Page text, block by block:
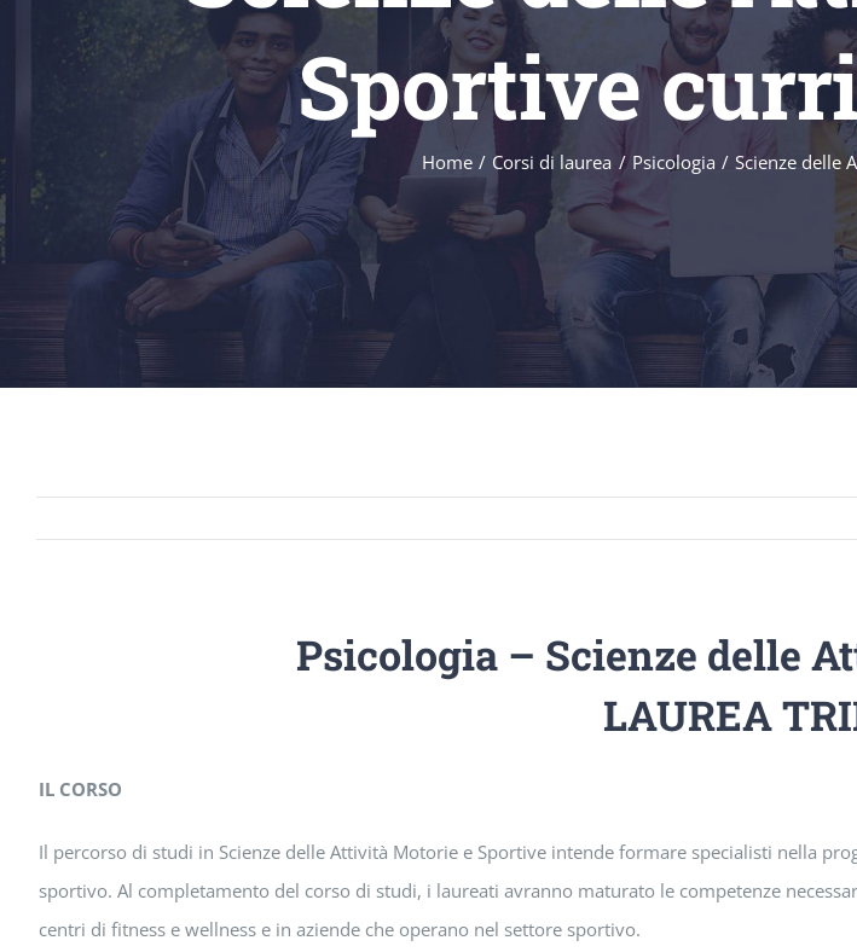
Sportive
Home Corsi di laurea Psicologia Scienze delle
Psicologia – Scienze delle
LAUREA
IL CORSO
Il percorso di studi in Scienze delle Attività Motorie e Sportive intende formare specialisti nella
sportivo. Al completamento del corso di studi, i laureati avranno maturato le competenze
centri di fitness e wellness e in aziende che operano nel settore sportivo.